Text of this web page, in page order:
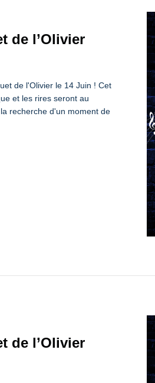
de l’Olivier
de l'Olivier le 14 Juin ! Cet
et les rires seront au
recherche d'un moment de
de l’Olivier